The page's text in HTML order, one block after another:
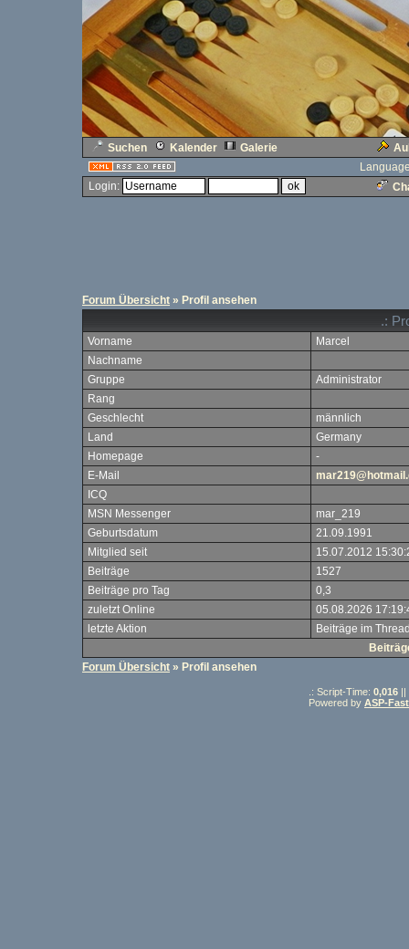
Suchen Kalender Galerie
Login:
Forum Übersicht » Profil ansehen
.:
Vorname
Marcel
Nachname
Gruppe
Administrator
Rang
Geschlecht
männlich
Land
Germany
Homepage
-
E-Mail
ICQ
MSN Messenger
mar_219
Geburtsdatum
21.09.1991
Mitglied seit
15.07.2012
Beiträge
1527
Beiträge pro Tag
0,3
zuletzt Online
05.08.2026
letzte Aktion
Beiträge im
Forum Übersicht » Profil ansehen
.: Script-Time: 0,016 ||
Powered by ASP-